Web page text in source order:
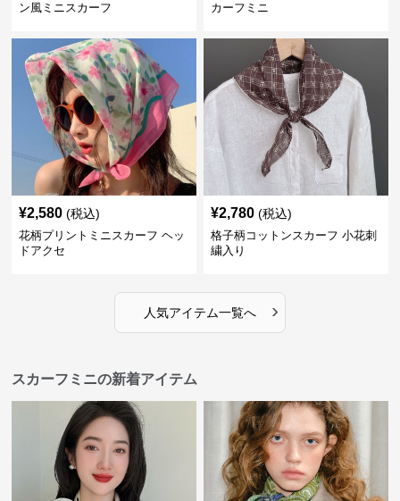
ン風ミニスカーフ
カーフミニ
¥2,580 (税込)
花柄プリントミニスカーフ ヘッ
ドアクセ
¥2,780 (税込)
格子柄コットンスカーフ 小花刺
繍入り
人気アイテム一覧へ ›
スカーフミニの新着アイテム